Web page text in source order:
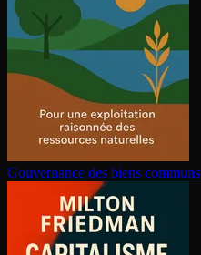
Gouvernance des biens communs